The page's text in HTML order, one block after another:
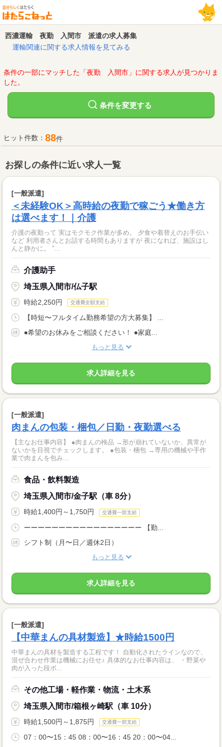
西濃運輸 夜勤 入間市 派遣の求人募集
運輸関連に関する求人情報を見てみる
条件の一部にマッチした「夜勤 入間市」に関する求人が見つかりま
した。
条件を変更する
ヒット件数： 88件
お探しの条件に近い求人一覧
[一般派遣]
＜未経験OK＞高時給の夜勤で稼ごう★働き方
は選べます！｜介護
介護の夜勤って 実はモクモク作業が多め。 夕食や着替えのお手伝い
など 利用者さんとお話する時間もありますが 夜になれば、施設はし
んと静かに。 "...
介護助手
埼玉県入間市/仏子駅
時給2,250円 交通費全額支給
【時短〜フルタイム勤務希望の方大募集】 ...
●希望のお休みをご相談ください！ ●家庭...
もっと見る
求人詳細を見る
[一般派遣]
肉まんの包装・梱包／日勤・夜勤選べる
【主なお仕事内容】 ●肉まんの検品 →形が崩れていないか、異常が
ないかを目視でチェックします。 ●包装・梱包 →専用の機械や手作
業で肉まんを包み...
食品・飲料製造
埼玉県入間市/金子駅（車 8分）
時給1,400円～1,750円 交通費一部支給
ーーーーーーーーーーーーーーーーー 【勤...
シフト制（月〜日／週休2日）
もっと見る
求人詳細を見る
[一般派遣]
【中華まんの具材製造】★時給1500円
中華まんの具材を製造する工程です！ 自動化されたラインなので、
混ぜ合わせ作業は機械にお任せ♪ 具体的なお仕事内容は、 ・野菜や
肉が入った段ボ...
その他工場・軽作業・物流・土木系
埼玉県入間市/箱根ヶ崎駅（車 10分）
時給1,500円～1,875円 交通費一部支給
07：00〜15：45 08：00〜16：45 20：00〜04...